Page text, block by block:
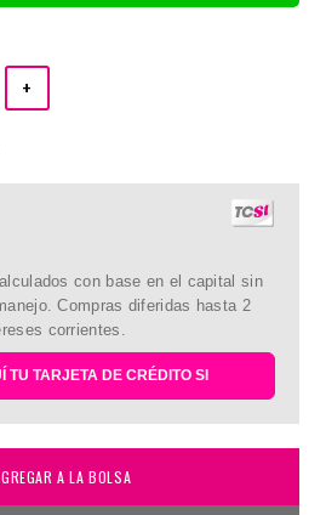
+
con base en el capital sin
Compras diferidas hasta 2
corrientes.
TU TARJETA DE CRÉDITO SI
A LA BOLSA